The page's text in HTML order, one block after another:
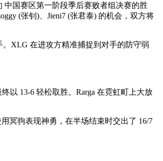
中国赛区第一阶段季后赛败者组决赛的胜
(张钊)、Jieni7 (张君泰) 的机会，双方将
XLG 在进攻方精准捕捉到对手的防守弱
以 13-6 轻松取胜。Rarga 在霓虹町上大放
冥驹表现神勇，在半场结束时交出了 16/7